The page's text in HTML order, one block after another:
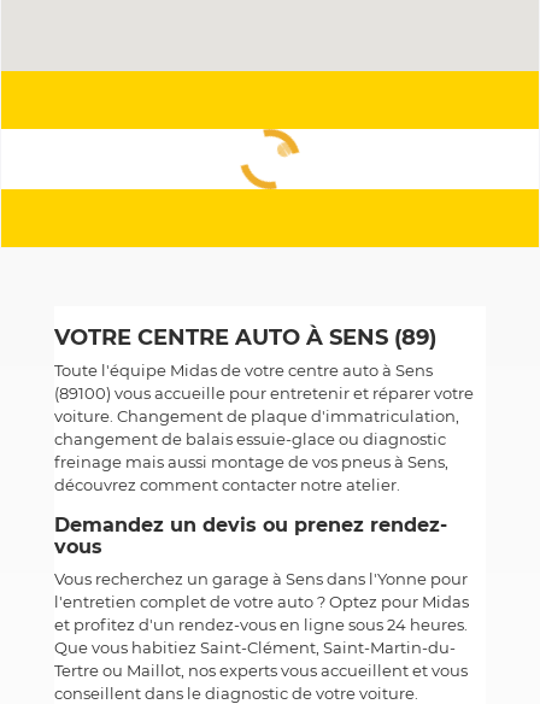
VOTRE CENTRE AUTO À SENS (89)
Toute l'équipe Midas de votre centre auto à Sens
(89100) vous accueille pour entretenir et réparer votre
voiture. Changement de plaque d'immatriculation,
changement de balais essuie-glace ou diagnostic
freinage mais aussi montage de vos pneus à Sens,
découvrez comment contacter notre atelier.
Demandez un devis ou prenez rendez-
vous
Vous recherchez un garage à Sens dans l'Yonne pour
l'entretien complet de votre auto ? Optez pour Midas
et profitez d'un rendez-vous en ligne sous 24 heures.
Que vous habitiez Saint-Clément, Saint-Martin-du-
Tertre ou Maillot, nos experts vous accueillent et vous
conseillent dans le diagnostic de votre voiture.